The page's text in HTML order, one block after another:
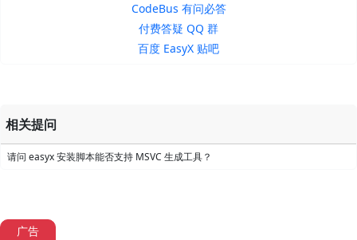
CodeBus 有问必答
付费答疑 QQ 群
百度 EasyX 贴吧
相关提问
请问 easyx 安装脚本能否支持 MSVC 生成工具？
广告